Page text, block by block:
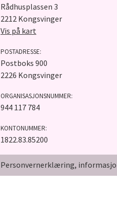
Rådhusplassen 3
2212 Kongsvinger
Vis på kart
POSTADRESSE:
Postboks 900
2226 Kongsvinger
ORGANISASJONSNUMMER:
944 117 784
KONTONUMMER:
1822.83.85200
Personvernerklæring,